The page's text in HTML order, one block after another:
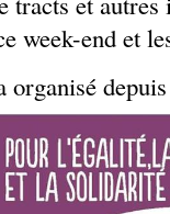
week-end et
organisé